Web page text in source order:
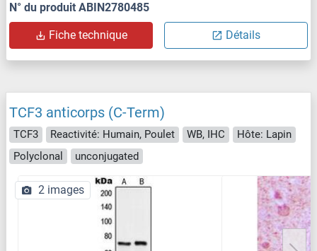
N° du produit ABIN2780485
Fiche technique Détails
TCF3 anticorps (C-Term)
TCF3 Reactivité: Humain, Poulet WB, IHC
Hôte: Lapin
Polyclonal
unconjugated
2 images